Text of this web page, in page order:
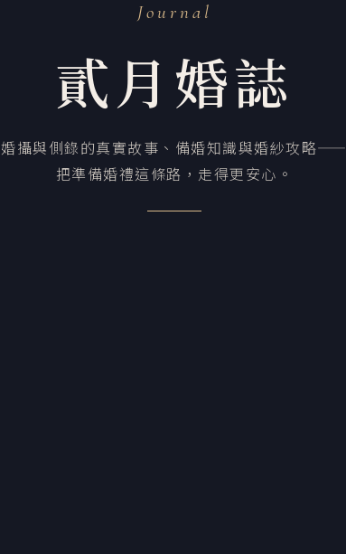
Journal
貳月婚誌
婚攝與側錄的真實故事、備婚知識與婚紗攻略——
把準備婚禮這條路，走得更安心。